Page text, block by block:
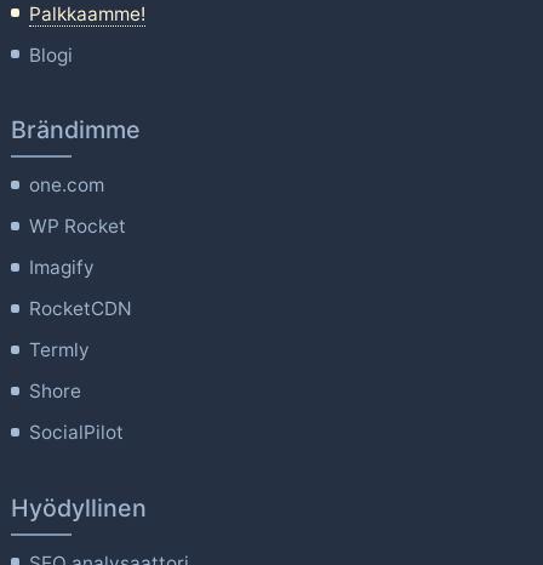
Palkkaamme!
Blogi
Brändimme
one.com
WP Rocket
Imagify
RocketCDN
Termly
Shore
SocialPilot
Hyödyllinen